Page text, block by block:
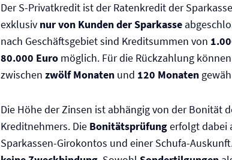
Der S-Privatkredit ist der Ratenkredit der
exklusiv nur von Kunden der Sparkasse
nach Geschäftsgebiet sind Kreditsummen von
80.000 Euro möglich. Für die Rückzahlung
zwischen zwölf Monaten und 120 Monaten
Die Höhe der Zinsen ist abhängig von der Bonität
Kreditnehmers. Die Bonitätsprüfungerfolgt dabei
Sparkassen-Girokontos und einer Schufa-